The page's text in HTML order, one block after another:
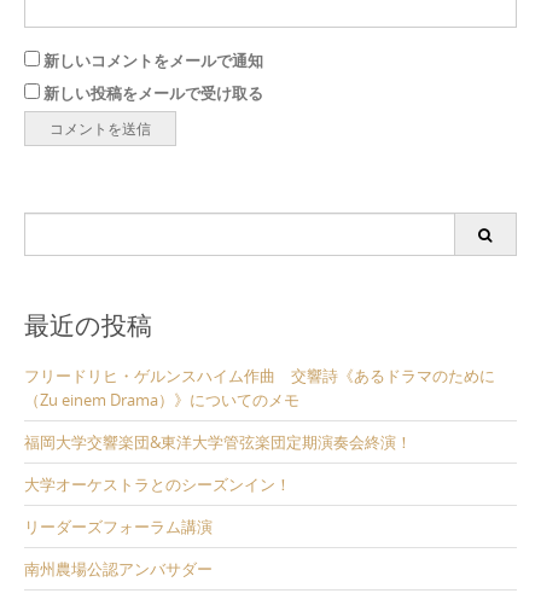
新しいコメントをメールで通知
新しい投稿をメールで受け取る
最近の投稿
フリードリヒ・ゲルンスハイム作曲 交響詩《あるドラマのために
（Zu einem Drama）》についてのメモ
福岡大学交響楽団&東洋大学管弦楽団定期演奏会終演！
大学オーケストラとのシーズンイン！
リーダーズフォーラム講演
南州農場公認アンバサダー